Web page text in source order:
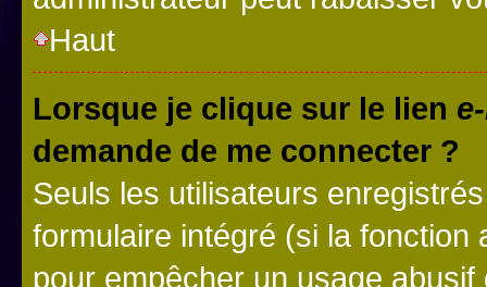
Haut
Lorsque je clique sur le lien
demande de me connecter ?
Seuls les utilisateurs
formulaire intégré (si la fonction
pour empêcher un usage